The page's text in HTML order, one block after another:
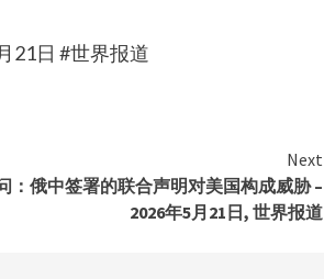
21日 #世界报道
Next
：俄中签署的联合声明对美国构成威胁 –
2026年5月21日, 世界报道